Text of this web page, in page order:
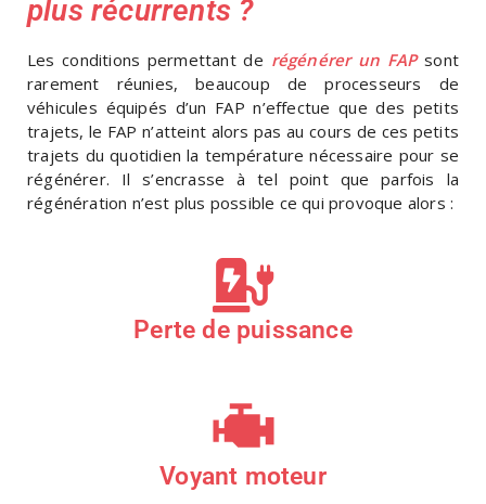
plus récurrents ?
Les conditions permettant de régénérer un FAPsont
rarement réunies, beaucoup de processeurs de
véhicules équipés d’un FAP n’effectue que des petits
trajets, le FAP n’atteint alors pas au cours de ces petits
trajets du quotidien la température nécessaire pour se
régénérer. Il s’encrasse à tel point que parfois la
régénération n’est plus possible ce qui provoque alors :
Perte de puissance
Voyant moteur